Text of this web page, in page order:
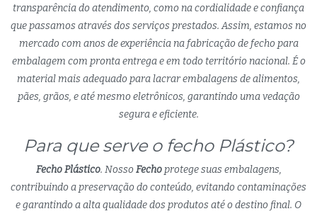
transparência do atendimento, como na cordialidade e confiança
que passamos através dos serviços prestados. Assim, estamos no
mercado com anos de experiência na fabricação de fecho para
embalagem com pronta entrega e em todo território nacional. É o
material mais adequado para lacrar embalagens de alimentos,
pães, grãos, e até mesmo eletrônicos, garantindo uma vedação
segura e eficiente.
Para que serve o fecho Plástico?
Fecho Plástico. Nosso Fechoprotege suas embalagens,
contribuindo a preservação do conteúdo, evitando contaminações
e garantindo a alta qualidade dos produtos até o destino final. O